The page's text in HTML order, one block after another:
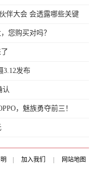
伴大会 会透露哪些关键
您购买对吗？
3.12发布
认
，魅族勇夺前三！
加入我们
网站地图